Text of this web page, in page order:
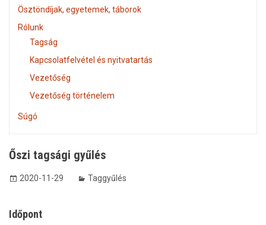
Ösztöndíjak, egyetemek, táborok
Rólunk
Tagság
Kapcsolatfelvétel és nyitvatartás
Vezetőség
Vezetőség történelem
Súgó
Őszi tagsági gyűlés
2020-11-29 Taggyűlés
Időpont